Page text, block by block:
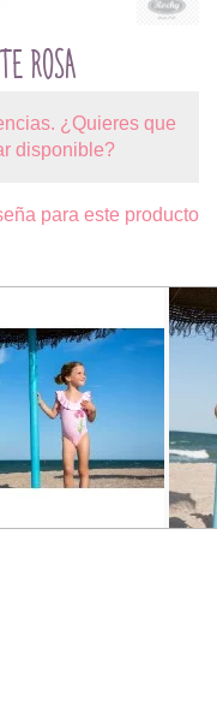
ROSA
¿Quieres que
disponible?
para este producto